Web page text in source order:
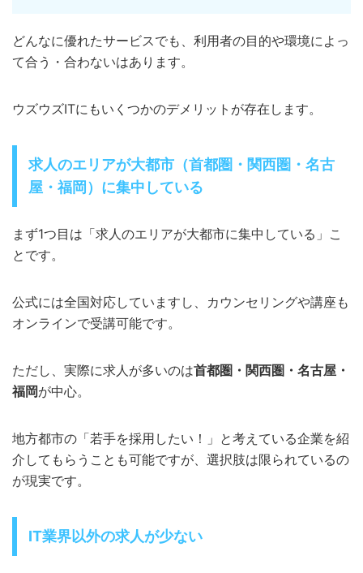
どんなに優れたサービスでも、利用者の目的や環境によっ
て合う・合わないはあります。
ウズウズITにもいくつかのデメリットが存在します。
求人のエリアが大都市（首都圏・関西圏・名古
屋・福岡）に集中している
まず1つ目は「求人のエリアが大都市に集中している」こ
とです。
公式には全国対応していますし、カウンセリングや講座も
オンラインで受講可能です。
ただし、実際に求人が多いのは首都圏・関西圏・名古屋・
福岡が中心。
地方都市の「若手を採用したい！」と考えている企業を紹
介してもらうことも可能ですが、選択肢は限られているの
が現実です。
IT業界以外の求人が少ない